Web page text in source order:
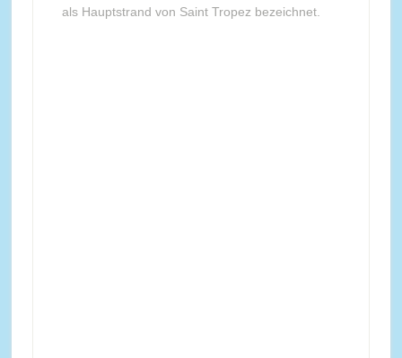
als Hauptstrand von Saint Tropez bezeichnet.